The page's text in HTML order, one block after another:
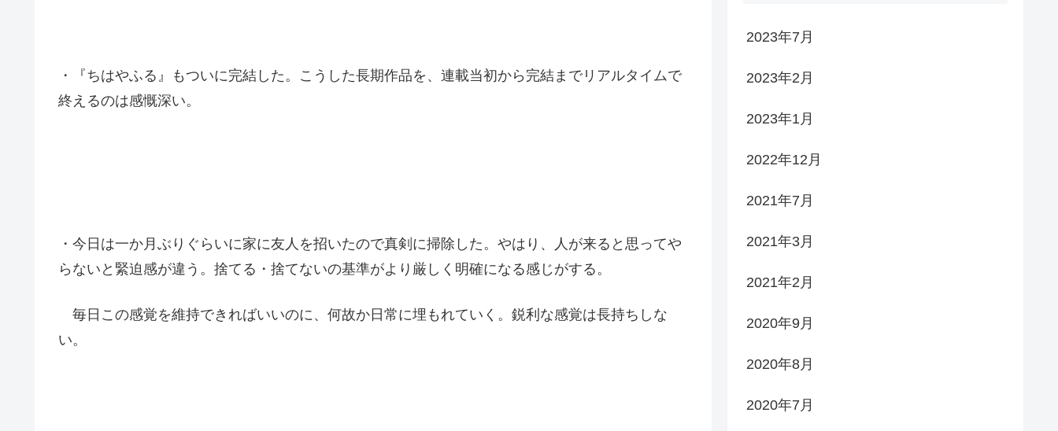
・『ちはやふる』もついに完結した。こうした長期作品を、連載当初から完結までリアルタイムで
終えるのは感慨深い。
・今日は一か月ぶりぐらいに家に友人を招いたので真剣に掃除した。やはり、人が来ると思ってや
らないと緊迫感が違う。捨てる・捨てないの基準がより厳しく明確になる感じがする。
毎日この感覚を維持できればいいのに、何故か日常に埋もれていく。鋭利な感覚は長持ちしな
い。
2023年7月
2023年2月
2023年1月
2022年12月
2021年7月
2021年3月
2021年2月
2020年9月
2020年8月
2020年7月